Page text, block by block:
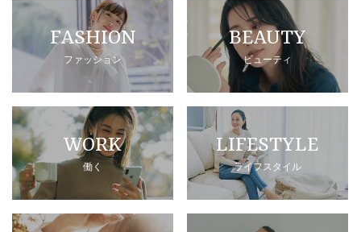
FASHION
ファッション
BEAUTY
ビューティ
WORK
働く
LIFESTYLE
ライフスタイル